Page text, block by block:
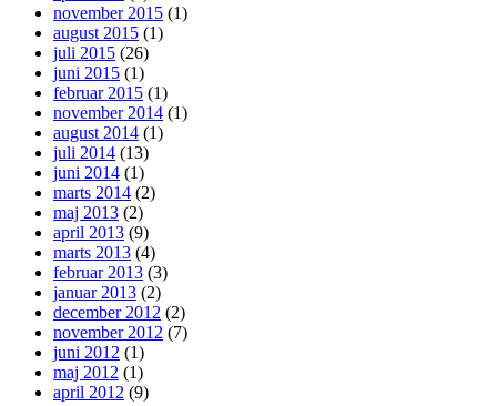
november 2015 (1)
august 2015 (1)
juli 2015 (26)
juni 2015 (1)
februar 2015 (1)
november 2014 (1)
august 2014 (1)
juli 2014 (13)
juni 2014 (1)
marts 2014 (2)
maj 2013 (2)
april 2013 (9)
marts 2013 (4)
februar 2013 (3)
januar 2013 (2)
december 2012 (2)
november 2012 (7)
juni 2012 (1)
maj 2012 (1)
april 2012 (9)